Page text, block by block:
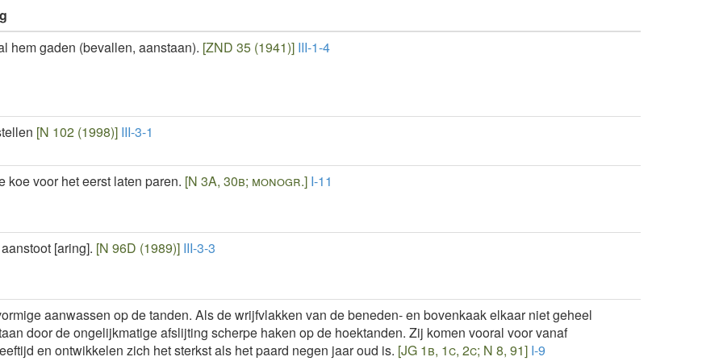
hem gaden (bevallen, aanstaan). [ZND 35 (1941)] III-1-4
[N 102 (1998)] III-3-1
koe voor het eerst laten paren. [N 3A, 30b; monogr.] I-11
[aring]. [N 96D (1989)] III-3-3
aanwassen op de tanden. Als de wrijfvlakken van de beneden- en bovenkaak elkaar niet geheel
door de ongelijkmatige afslijting scherpe haken op de hoektanden. Zij komen vooral voor vanaf
en ontwikkelen zich het sterkst als het paard negen jaar oud is. [JG 1b, 1c, 2c; N 8, 91] I-9